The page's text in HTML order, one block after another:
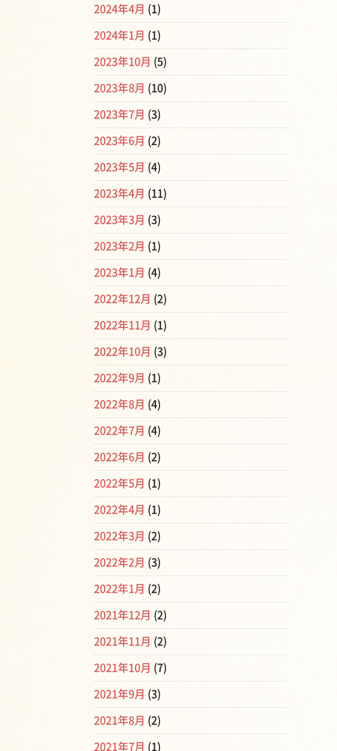
2024年4月 (1)
2024年1月 (1)
2023年10月 (5)
2023年8月 (10)
2023年7月 (3)
2023年6月 (2)
2023年5月 (4)
2023年4月 (11)
2023年3月 (3)
2023年2月 (1)
2023年1月 (4)
2022年12月 (2)
2022年11月 (1)
2022年10月 (3)
2022年9月 (1)
2022年8月 (4)
2022年7月 (4)
2022年6月 (2)
2022年5月 (1)
2022年4月 (1)
2022年3月 (2)
2022年2月 (3)
2022年1月 (2)
2021年12月 (2)
2021年11月 (2)
2021年10月 (7)
2021年9月 (3)
2021年8月 (2)
2021年7月 (1)